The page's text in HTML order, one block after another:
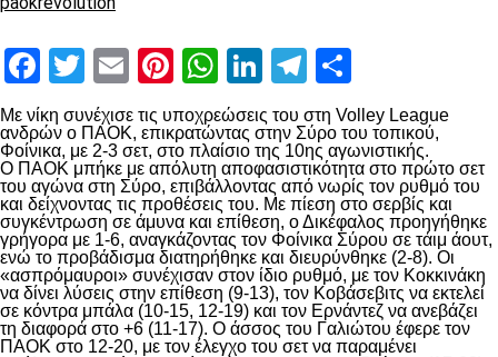
Facebook
Twitter
EmailPinterest
WhatsApp
LinkedIn
Telegram
Με νίκη συνέχισε τις υποχρεώσεις του στη Volley League
ανδρών ο ΠΑΟΚ, επικρατώντας στην Σύρο του τοπικού,
Φοίνικα, με 2-3 σετ, στο πλαίσιο της 10ης αγωνιστικής.
Ο ΠΑΟΚ μπήκε με απόλυτη αποφασιστικότητα στο πρώτο σετ
του αγώνα στη Σύρο, επιβάλλοντας από νωρίς τον ρυθμό του
και δείχνοντας τις προθέσεις του. Με πίεση στο σερβίς και
συγκέντρωση σε άμυνα και επίθεση, ο Δικέφαλος προηγήθηκε
γρήγορα με 1-6, αναγκάζοντας τον Φοίνικα Σύρου σε τάιμ άουτ,
ενώ το προβάδισμα διατηρήθηκε και διευρύνθηκε (2-8). Οι
«ασπρόμαυροι» συνέχισαν στον ίδιο ρυθμό, με τον Κοκκινάκη
να δίνει λύσεις στην επίθεση (9-13), τον Κοβάσεβιτς να εκτελεί
σε κόντρα μπάλα (10-15, 12-19) και τον Ερνάντεζ να ανεβάζει
τη διαφορά στο +6 (11-17). Ο άσσος του Γαλιώτου έφερε τον
ΠΑΟΚ στο 12-20, με τον έλεγχο του σετ να παραμένει